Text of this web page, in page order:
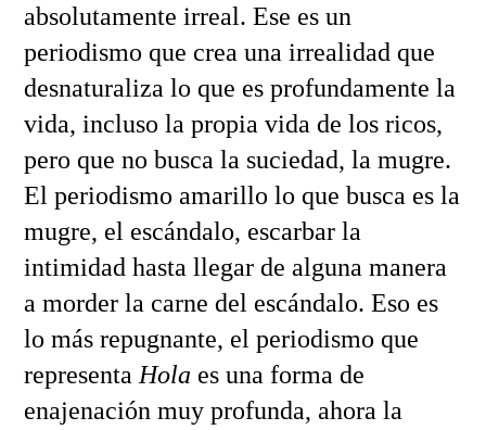
absolutamente irreal. Ese es un
periodismo que crea una irrealidad que
desnaturaliza lo que es profundamente la
vida, incluso la propia vida de los ricos,
pero que no busca la suciedad, la mugre.
El periodismo amarillo lo que busca es la
mugre, el escándalo, escarbar la
intimidad hasta llegar de alguna manera
a morder la carne del escándalo. Eso es
lo más repugnante, el periodismo que
representa Hola es una forma de
enajenación muy profunda, ahora la